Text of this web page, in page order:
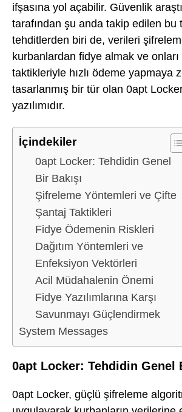
ifşasına yol açabilir. Güvenlik
tarafından şu anda takip edilen bu
tehditlerden biri de, verileri
kurbanlardan fidye almak ve
taktikleriyle hızlı ödeme yapmaya
tasarlanmış bir tür olan 0apt
yazılımıdır.
İçindekiler
0apt Locker: Tehdidin Genel
Bir Bakışı
Şifreleme Yöntemleri ve Çifte
Şantaj Taktikleri
Fidye Ödemenin Riskleri
Dağıtım Yöntemleri ve
Enfeksiyon Vektörleri
Acil Müdahalenin Önemi
Fidye Yazılımlarına Karşı
Savunmayı Güçlendirmek
System Messages
0apt Locker: Tehdidin Genel
0apt Locker, güçlü şifreleme